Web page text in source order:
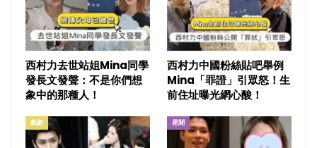
西村力去世站姐Mina同學
發長文發聲：不是你們想
象中的那種人！
西村力中國粉絲貼吧舉例
Mina「罪證」引眾怒！生
前住址曝光網心酸！
戲劇 星聞